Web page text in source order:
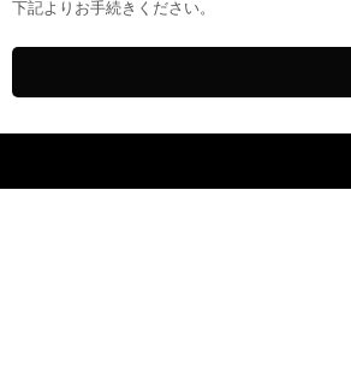
下記よりお手続きください。